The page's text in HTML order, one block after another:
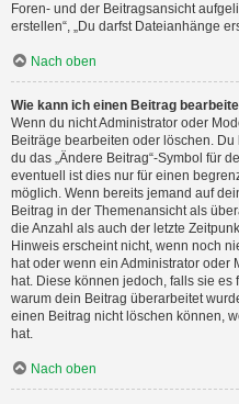
Foren- und der Beitragsansicht
erstellen“, „Du darfst Dateianhänge
Nach oben
Wie kann ich einen Beitrag
Wenn du nicht Administrator oder
Beiträge bearbeiten oder löschen.
du das „Ändere Beitrag“-Symbol für
eventuell ist dies nur für einen
möglich. Wenn bereits jemand auf
Beitrag in der Themenansicht als
die Anzahl als auch der letzte
Hinweis erscheint nicht, wenn noch
hat oder wenn ein Administrator
hat. Diese können jedoch, falls sie
warum dein Beitrag überarbeitet
einen Beitrag nicht löschen können,
hat.
Nach oben